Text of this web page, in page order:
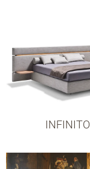
INFINITO